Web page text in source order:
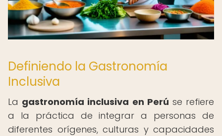
Definiendo la Gastronomía
Inclusiva
La gastronomía inclusiva en Perú se refiere
a la práctica de integrar a personas de
diferentes orígenes, culturas y capacidades